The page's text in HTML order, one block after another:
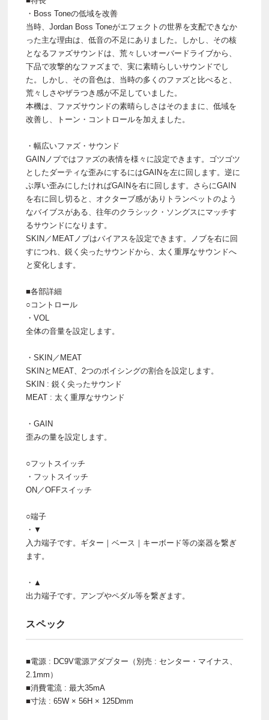
・Boss Toneの低域を改善
当時、Jordan Boss Toneがエフェクトの世界を支配できなか
った主な理由は、低音の不足にありました。しかし、その核
となるファズサウンドは、荒々しいオーバードライブから、
下品で攻撃的なファズまで、実に素晴らしいサウンドでし
た。しかし、その音色は、当時の多くのファズと比べると、
荒々しさやザラつき感が不足していました。
本機は、ファズサウンドの素晴らしさはそのままに、低域を
改善し、トーン・コントロールを加えました。
・幅広いファズ・サウンド
GAINノブではファズの表情を様々に設定できます。ゴツゴツ
としたダーティな歪みにするにはGAINを左に回します。逆に
ぶ厚い歪みにしたければGAINを右に回します。さらにGAIN
を右に回し切ると、オクターブ感がありトランペットのよう
なバイブスがある、往年のクラシック・ソングスにマッチす
るサウンドになります。
SKIN／MEATノブはバイアスを設定できます。ノブを右に回
すにつれ、鋭く尖ったサウンドから、太く重厚なサウンドへ
と変化します。
■各部詳細
○コントロール
・VOL
全体の音量を設定します。
・SKIN／MEAT
SKINとMEAT、2つのボイシングの割合を設定します。
SKIN : 鋭く尖ったサウンド
MEAT : 太く重厚なサウンド
・GAIN
歪みの量を設定します。
○フットスイッチ
・フットスイッチ
ON／OFFスイッチ
○端子
・▼
入力端子です。ギター｜ベース｜キーボード等の楽器を繋ぎ
ます。
・▲
出力端子です。アンプやペダル等を繋ぎます。
スペック
■電源 : DC9V電源アダプター（別売 : センター・マイナス、
2.1mm）
■消費電流 : 最大35mA
■寸法 : 65W × 56H × 125Dmm